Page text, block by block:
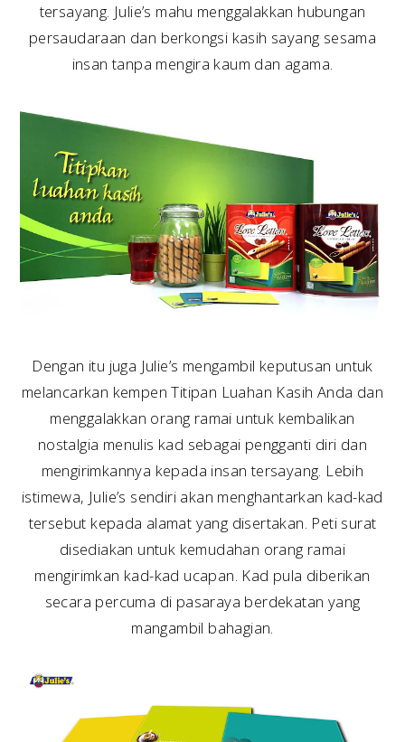
tersayang. Julie’s mahu menggalakkan hubungan
persaudaraan dan berkongsi kasih sayang sesama
insan tanpa mengira kaum dan agama.
Dengan itu juga Julie’s mengambil keputusan untuk
melancarkan kempen Titipan Luahan Kasih Anda dan
menggalakkan orang ramai untuk kembalikan
nostalgia menulis kad sebagai pengganti diri dan
mengirimkannya kepada insan tersayang. Lebih
istimewa, Julie’s sendiri akan menghantarkan kad-kad
tersebut kepada alamat yang disertakan. Peti surat
disediakan untuk kemudahan orang ramai
mengirimkan kad-kad ucapan. Kad pula diberikan
secara percuma di pasaraya berdekatan yang
mangambil bahagian.